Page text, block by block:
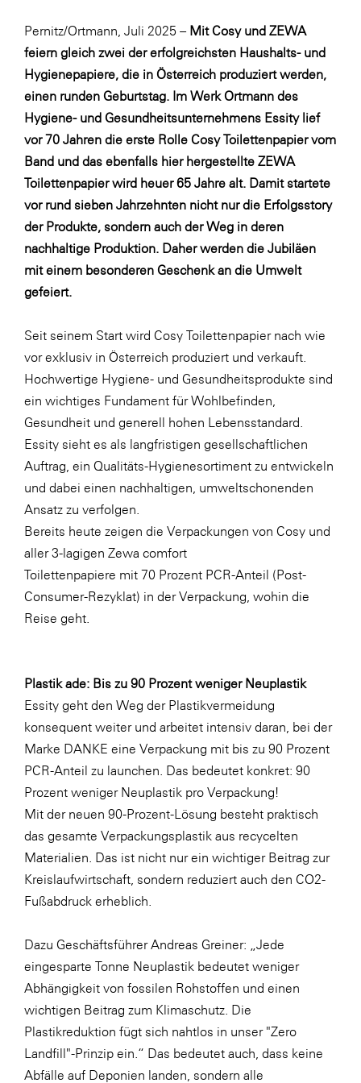
FRoSTA
FV Energierohstoff & Kraftstoff
Gardena
Gas Connect Austria
GBV - Verband gemeinnütziger
Bauvereinigungen
Getzner Werkstoffe
Heimat Österreich
ikp
Johnson & Johnson
kosaplaner
LAT Nitrogen
Libro
Lidl Österreich
Die Menü-Manufaktur
MTH Retail Group
OMV
OptimaMed
PAGRO
PHH Rechtsanwält:innen
sebamed
SERVICE&MORE
SKINUANCE®
Somfy
Sony DADC
SPIEGLTEC
STIHL Tirol
TAG GmbH
VALETTA
Verband Druck Medien Österreich
Wirtschaftskammer Salzburg
WKS Fachgruppe Fahrzeughandel und
Pernitz/Ortmann, Juli 2025 – Mit Cosy und ZEWA
feiern gleich zwei der erfolgreichsten Haushalts- und
Hygienepapiere, die in Österreich produziert werden,
einen runden Geburtstag. Im Werk Ortmann des
Hygiene- und Gesundheitsunternehmens Essity lief
vor 70 Jahren die erste Rolle Cosy Toilettenpapier vom
Band und das ebenfalls hier hergestellte ZEWA
Toilettenpapier wird heuer 65 Jahre alt. Damit startete
vor rund sieben Jahrzehnten nicht nur die Erfolgsstory
der Produkte, sondern auch der Weg in deren
nachhaltige Produktion. Daher werden die Jubiläen
mit einem besonderen Geschenk an die Umwelt
gefeiert.
Seit seinem Start wird Cosy Toilettenpapier nach wie
vor exklusiv in Österreich produziert und verkauft.
Hochwertige Hygiene- und Gesundheitsprodukte sind
ein wichtiges Fundament für Wohlbefinden,
Gesundheit und generell hohen Lebensstandard.
Essity sieht es als langfristigen gesellschaftlichen
Auftrag, ein Qualitäts-Hygienesortiment zu entwickeln
und dabei einen nachhaltigen, umweltschonenden
Ansatz zu verfolgen.
Bereits heute zeigen die Verpackungen von Cosy und
aller 3-lagigen Zewa comfort
Toilettenpapiere mit 70 Prozent PCR-Anteil (Post-
Consumer-Rezyklat) in der Verpackung, wohin die
Reise geht.
Plastik ade: Bis zu 90 Prozent weniger Neuplastik
Essity geht den Weg der Plastikvermeidung
konsequent weiter und arbeitet intensiv daran, bei der
Marke DANKE eine Verpackung mit bis zu 90 Prozent
PCR-Anteil zu launchen. Das bedeutet konkret: 90
Prozent weniger Neuplastik pro Verpackung!
Mit der neuen 90-Prozent-Lösung besteht praktisch
das gesamte Verpackungsplastik aus recycelten
Materialien. Das ist nicht nur ein wichtiger Beitrag zur
Kreislaufwirtschaft, sondern reduziert auch den CO2-
Fußabdruck erheblich.
Dazu Geschäftsführer Andreas Greiner: „Jede
eingesparte Tonne Neuplastik bedeutet weniger
Abhängigkeit von fossilen Rohstoffen und einen
wichtigen Beitrag zum Klimaschutz. Die
Plastikreduktion fügt sich nahtlos in unser "Zero
Landfill"-Prinzip ein.“ Das bedeutet auch, dass keine
Abfälle auf Deponien landen, sondern alle